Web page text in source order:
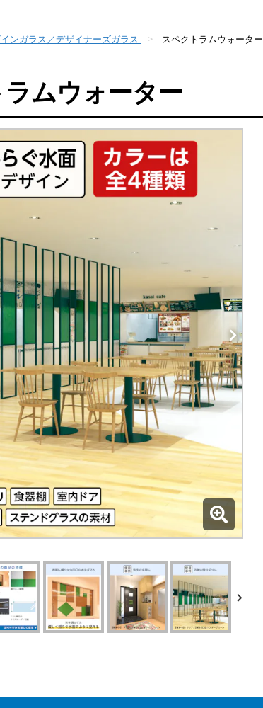
ンガラス／デザイナーズガラス スペクトラムウォーター
ムウォーター